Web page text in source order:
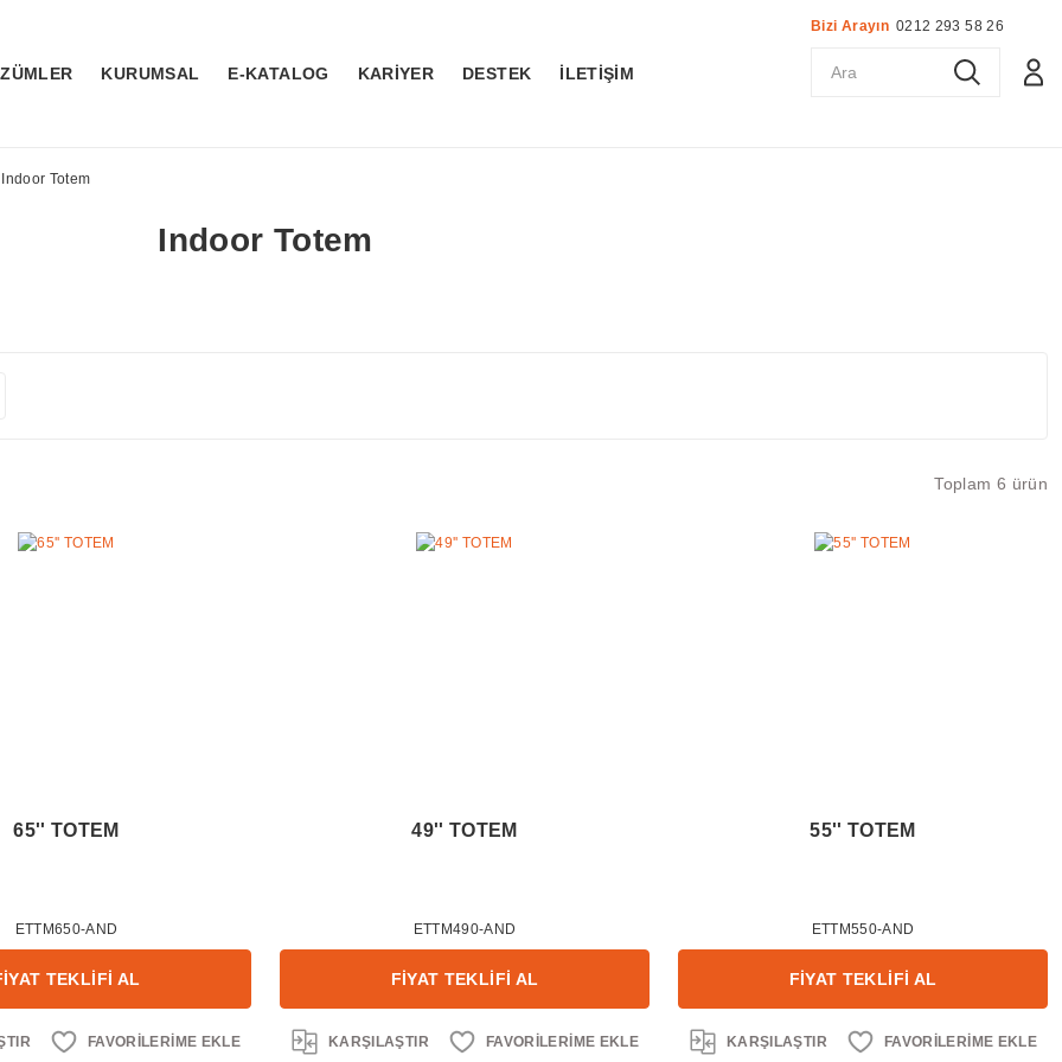
KURUMSAL E-KATALOG KARİYER DESTEK İLETİŞİM
Bizi Arayın 0212 293 58 26
Indoor Totem
Indoor Totem
Toplam 6 ürün
65'' TOTEM
ETTM650-AND
TEKLİFİ AL
49'' TOTEM
ETTM490-AND
FİYAT TEKLİFİ AL
KARŞILAŞTIR
55'' TOTEM
ETTM550-AND
FİYAT TEKLİFİ AL
KARŞILAŞTIR